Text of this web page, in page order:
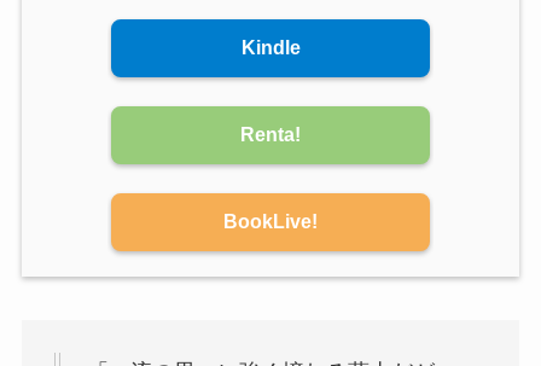
Kindle
Renta!
BookLive!